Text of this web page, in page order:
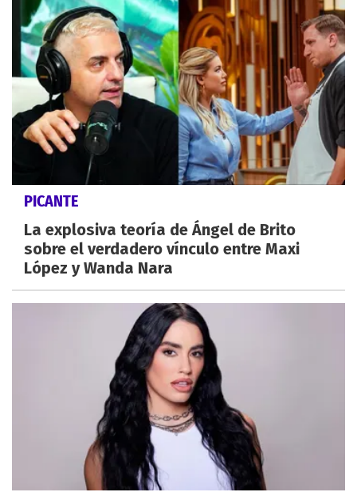
PICANTE
La explosiva teoría de Ángel de Brito
sobre el verdadero vínculo entre Maxi
López y Wanda Nara